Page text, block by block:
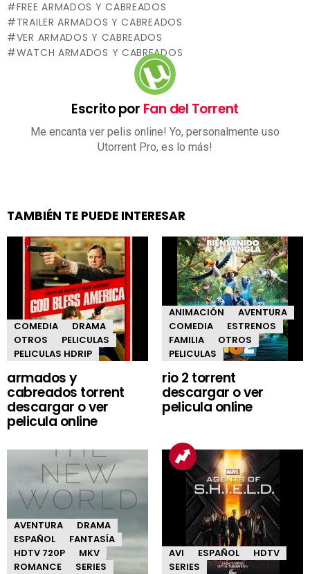
FREE ARMADOS Y CABREADOS
TRAILER ARMADOS Y CABREADOS
VER ARMADOS Y CABREADOS
WATCH ARMADOS Y CABREADOS
Escrito por Fan del Torrent
Me encanta ver pelis online! Yo, personalmente uso
Utorrent Pro, es lo más!
TAMBIÉN TE PUEDE INTERESAR
COMEDIA
DRAMA
OTROS
PELICULAS
PELICULAS HDRIP
armados y
cabreados torrent
descargar o ver
pelicula online
ANIMACIÓN
AVENTURA
COMEDIA
ESTRENOS
FAMILIA
OTROS
PELICULAS
rio 2 torrent
descargar o ver
pelicula online
AVENTURA
DRAMA
ESPAÑOL
FANTASÍA
HDTV 720P
MKV
ROMANCE
SERIES
AVI ESPAÑOL
HDTV
SERIES